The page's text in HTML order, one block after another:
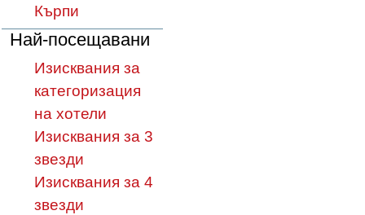
Кърпи
Най-посещавани
Изисквания за
категоризация
на хотели
Изисквания за 3
звезди
Изисквания за 4
звезди